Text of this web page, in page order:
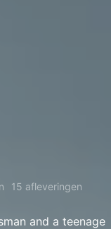
15 afleveringen
and a teenage